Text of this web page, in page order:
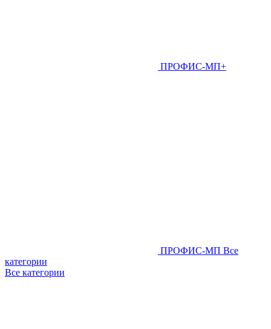
ПРОФИС-МП+
ПРОФИС-МП Все
категории
Все категории